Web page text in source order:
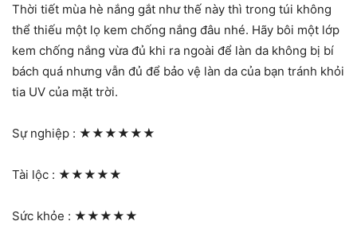
Thời tiết mùa hè nắng gắt như thế này thì trong túi không
thể thiếu một lọ kem chống nắng đâu nhé. Hãy bôi một lớp
kem chống nắng vừa đủ khi ra ngoài để làn da không bị bí
bách quá nhưng vẫn đủ để bảo vệ làn da của bạn tránh khỏi
tia UV của mặt trời.
Sự nghiệp : ★★★★★★
Tài lộc : ★★★★★
Sức khỏe : ★★★★★